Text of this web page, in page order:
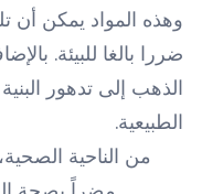
وهذه المواد يمكن أن
ضررا بالغا للبيئة.
الذهب إلى تدهور
الطبيعية.
من الناحية